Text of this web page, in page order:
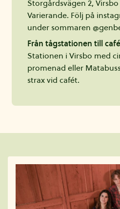
Storgårdsvägen 2,
Varierande. Följ på
under sommaren
Från tågstationen till
Stationen i Virsbo med
promenad eller
strax vid cafét.
Fler artiklar